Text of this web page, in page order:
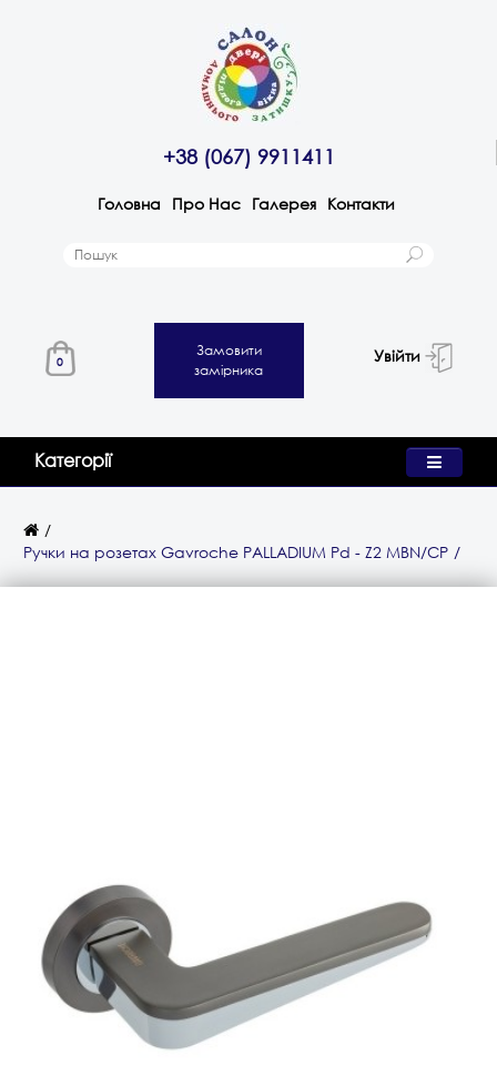
+38 (067) 9911411
Головна Про Нас Галерея Контакти
0
Замовити
замірника
Увійти
Категорії
Ручки на розетах Gavroche PALLADIUM Pd - Z2 MBN/CP